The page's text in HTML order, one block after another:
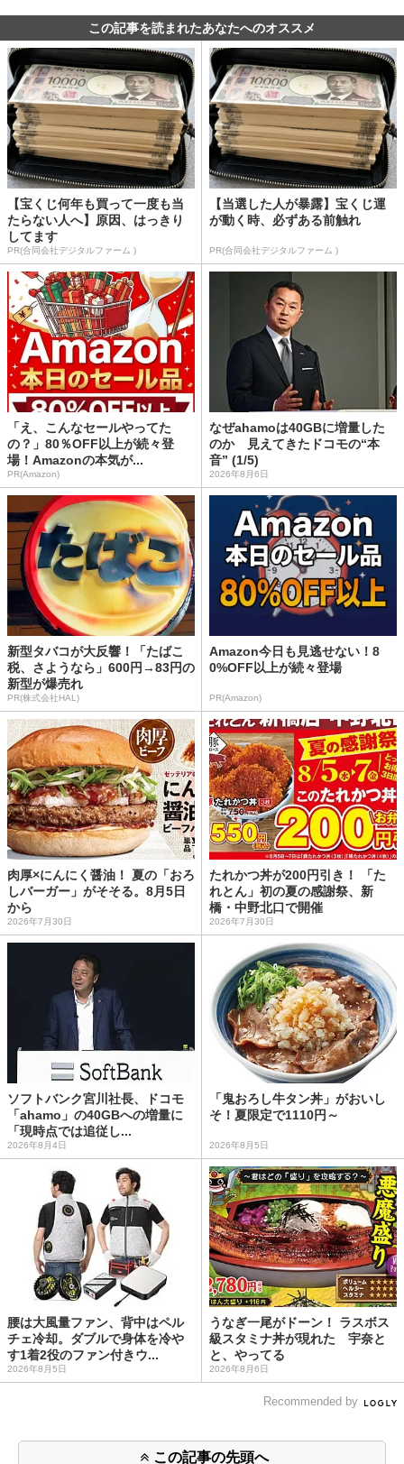
この記事を読まれたあなたへのオススメ
【宝くじ何年も買って一度も当
たらない人へ】原因、はっきり
してます
PR(合同会社デジタルファーム )
【当選した人が暴露】宝くじ運
が動く時、必ずある前触れ
PR(合同会社デジタルファーム )
「え、こんなセールやってた
の？」80％OFF以上が続々登
場！Amazonの本気が...
PR(Amazon)
なぜahamoは40GBに増量した
のか 見えてきたドコモの“本
音” (1/5)
2026年8月6日
新型タバコが大反響！「たばこ
税、さようなら」600円→83円の
新型が爆売れ
PR(株式会社HAL)
Amazon今日も見逃せない！8
0%OFF以上が続々登場
PR(Amazon)
肉厚×にんにく醤油！ 夏の「おろ
しバーガー」がそそる。8月5日
から
2026年7月30日
たれかつ丼が200円引き！ 「た
れとん」初の夏の感謝祭、新
橋・中野北口で開催
2026年7月30日
ソフトバンク宮川社長、ドコモ
「ahamo」の40GBへの増量に
「現時点では追従し...
2026年8月4日
「鬼おろし牛タン丼」がおいし
そ！夏限定で1110円～
2026年8月5日
腰は大風量ファン、背中はペル
チェ冷却。ダブルで身体を冷や
す1着2役のファン付きウ...
2026年8月5日
うなぎ一尾がドーン！ ラスボス
級スタミナ丼が現れた 宇奈と
と、やってる
2026年8月6日
Recommended by
この記事の先頭へ